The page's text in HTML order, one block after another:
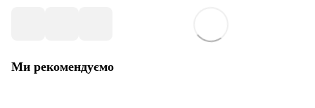
Ми рекомендуємо